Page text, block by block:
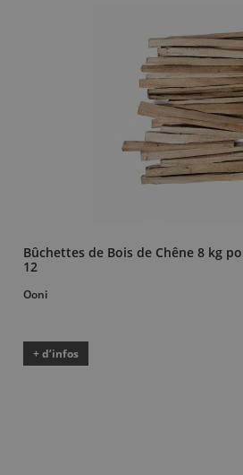
Bûchettes de Bois de Chêne 8 kg
12
Ooni
+ d’infos